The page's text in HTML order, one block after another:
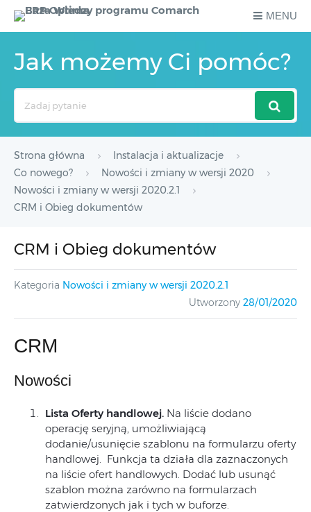
MENU
Jak możemy Ci pomóc?
Strona główna
Instalacja i aktualizacje
Co nowego?
Nowości i zmiany w wersji 2020
Nowości i zmiany w wersji 2020.2.1
CRM i Obieg dokumentów
CRM i Obieg dokumentów
Kategoria Nowości i zmiany w wersji 2020.2.1
Utworzony 28/01/2020
CRM
Nowości
Lista Oferty handlowej. Na liście dodano
operację seryjną, umożliwiającą
dodanie/usunięcie szablonu na formularzu oferty
handlowej. Funkcja ta działa dla zaznaczonych
na liście ofert handlowych. Dodać lub usunąć
szablon można zarówno na formularzach
zatwierdzonych jak i tych w buforze.